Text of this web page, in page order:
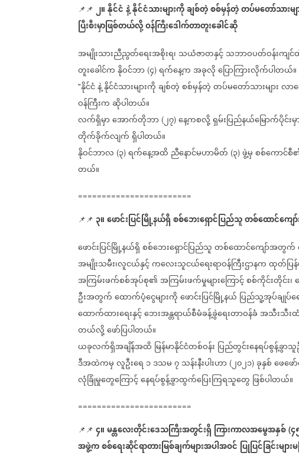
📌📌 ၂။နိုင်ငံနဲ့နိုင်ငံသားများကိုချစ်တဲ့စစ်မှန်တဲ့တပ်မတော်သားမျ
ပြီးစီးမှာဖြစ်တယ်လို့ဝန်ကြီးဒေါက်တာတူးခေါင်ဆို
အမျိုးသားညီညွတ်ရေးအစိုးရ၊ သယံဇာတနှင့်သဘာဝပတ်ဝန်းကျင်ထိ
တူးခေါင်ကနိုဝင်ဘာ (၄) ရက်နေ့ကအခုလိုပြောကြားလိုက်ပါတယ်။
"နိုင်ငံနဲ့နိုင်ငံသားများကိုချစ်တဲ့စစ်မှန်တဲ့တပ်မတော်သားများလာရ
ဝန်ကြီးကဆိုပါတယ်။
လက်ရှိမှာအောက်တိုဘာ (၂၇) နေ့ကစလို့ရှမ်းပြည်နယ်မြောက်ပိုင်းမှ
တိုက်ခိုက်လျက်ရှိပါတယ်။
နိုဝင်ဘာလ (၃) ရက်နေ့အထိ ညီနောင်မဟာမိတ် (၃) ဖွဲ့မှစစ်ကောင်စီ
တယ်။
========================
📌📌 ၃။ဖောင်းပြင်မြို့နယ်ရှိစစ်‌ဘေးရှောင်ပြည်သူတစ်ထောင်ကျ
ဖောင်းပြင်မြို့နယ်ရှိစစ်‌ဘေးရှောင်ပြည်သူတစ်ထောင်ကျော်အတွက်
အမျိုးသမီး၊လူငယ်နှင့်ကလေးသူငယ်ရေးရာဝန်ကြီးဌာနကထုတ်ပြ
အကြမ်းဖက်စစ်အုပ်စု၏အကြမ်းဖက်မှုများကြောင့်စစ်ကိုင်းတိုင်း၊
ဦးအတွက်ထောက်ပံ့ငွေများကိုဖောင်းပြင်မြို့နယ် ပြည်သူ့အုပ်ချုပ်ရ
ထောက်ထားရေးနှင့်ဘေးအန္တရာယ်စီမံခန့်ခွဲရေးတာဝန်ခံအသီးသီး
တယ်လို့ဖော်ပြပါတယ်။
ယခုလက်ရှိအချိန်အထိ မြန်မာနိုင်ငံတစ်ဝန်း ပြည်တွင်းနေရပ်စွန့်ခွာသူ
ဒီအထဲကမှလူဦးရေ ၁ဒသမ၇သန်းနီးပါးဟာ (၂၀၂၁) ခုနှစ်ဖေဖေ
လုံခြုံမှုတွေကြောင့်နေရပ်စွန့်ခွာထွက်ပြေးကြရသူတွေ ဖြစ်ပါတယ်။
========================
📌📌 ၄။မန္တလေးတိုင်းဒေသကြီးအတွင်းရှိ ကြားကာလအမွေအနှစ် (၄
အဖွဲ့ကစစ်ရေးဆိုင်ရာတားမြစ်ချက်များအပါအဝင် ပြုပြင်ခြင်းမျ